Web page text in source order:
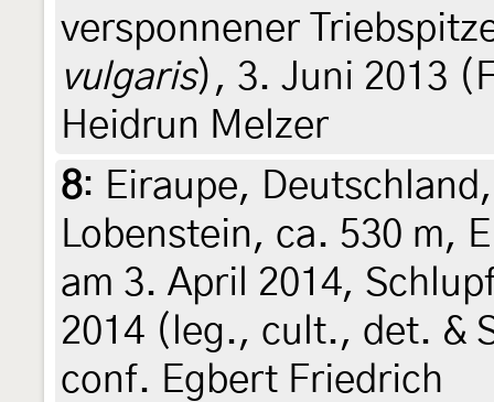
versponnener
vulgaris), 3. Juni 2013
Heidrun Melzer
8: Eiraupe,
Lobenstein, ca. 530 m,
am 3. April 2014,
2014 (leg., cult., det. &
conf. Egbert Friedrich